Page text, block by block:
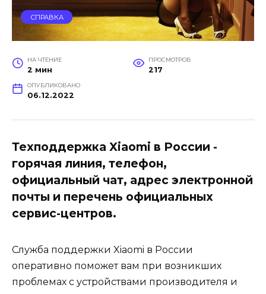
СПРАВКА
НА ЧТЕНИЕ
2 мин
ПРОСМОТРОВ
217
ОПУБЛИКОВАНО
06.12.2022
Техподдержка Xiaomi в России -
горячая линия, телефон,
официальный чат, адрес электронной
почты и перечень официальных
сервис-центров.
Служба поддержки Xiaomi в России
оперативно поможет вам при возникших
проблемах с устройствами производителя и